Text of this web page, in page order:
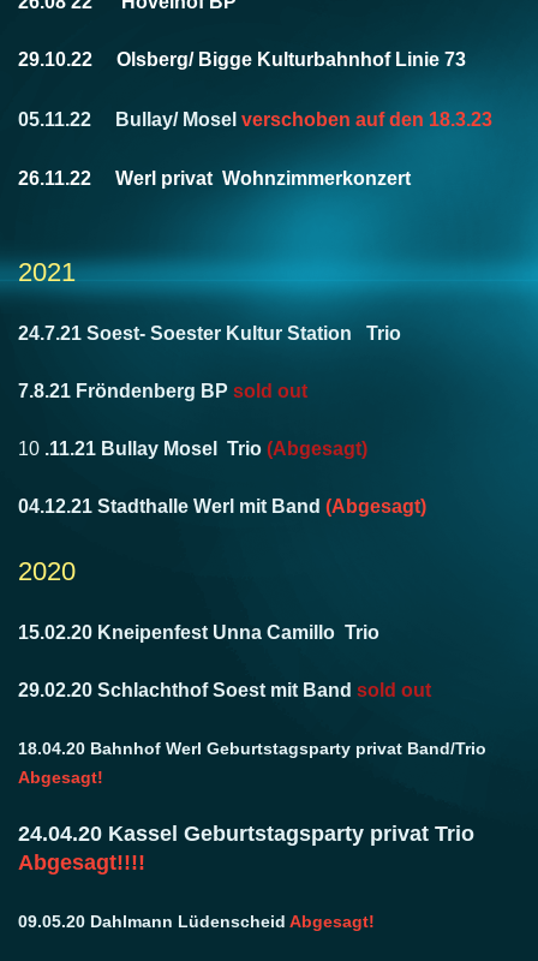
29.10.22 Olsberg/ Bigge Kulturbahnhof Linie 73
05.11.22 Bullay/ Mosel verschoben auf den 18.3.23
26.11.22 Werl privat Wohnzimmerkonzert​
2021
24.7.21 Soest- Soester Kultur Station Trio
7.8.21 Fröndenberg BP sold out
10 .11.21 Bullay Mosel Trio (Abgesagt)
04.12.21 Stadthalle Werl mit Band (Abgesagt)
2020
15.02.20 Kneipenfest Unna Camillo Trio
29.02.20 Schlachthof Soest mit Band sold out
18.04.20 Bahnhof Werl Geburtstagsparty privat Band/Trio
Abgesagt!
24.04.20 Kassel Geburtstagsparty privat Trio
Abgesagt!!!!
09.05.20 Dahlmann Lüdenscheid Abgesagt!